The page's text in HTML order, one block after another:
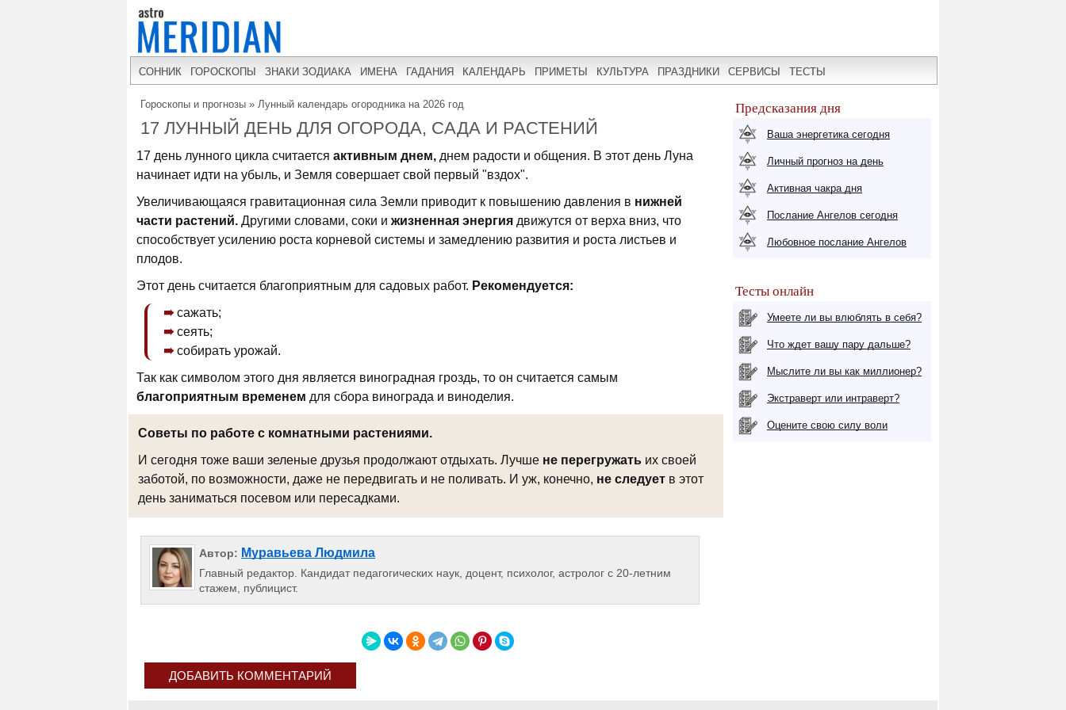
СОННИК ГОРОСКОПЫ ЗНАКИ ЗОДИАКА ИМЕНА ГАДАНИЯ КАЛЕНДАРЬ ПРИМЕТЫ КУЛЬТУРА ПРАЗДНИКИ СЕРВИСЫ ТЕСТЫ
Гороскопы и прогнозы » Лунный календарь огородника на 2026 год
17 ЛУННЫЙ ДЕНЬ ДЛЯ ОГОРОДА, САДА И РАСТЕНИЙ
17 день лунного цикла считается активным днем, днем радости и общения. В этот день Луна
начинает идти на убыль, и Земля совершает свой первый "вздох".
Увеличивающаяся гравитационная сила Земли приводит к повышению давления в нижней
части растений. Другими словами, соки и жизненная энергия движутся от верха вниз, что
способствует усилению роста корневой системы и замедлению развития и роста листьев и
плодов.
Этот день считается благоприятным для садовых работ. Рекомендуется:
сажать;
сеять;
собирать урожай.
Так как символом этого дня является виноградная гроздь, то он считается самым
благоприятным временем для сбора винограда и виноделия.
Советы по работе с комнатными растениями.
И сегодня тоже ваши зеленые друзья продолжают отдыхать. Лучше не перегружать их своей
заботой, по возможности, даже не передвигать и не поливать. И уж, конечно, не следует в этот
день заниматься посевом или пересадками.
Автор: Муравьева Людмила
Главный редактор. Кандидат педагогических наук, доцент, психолог, астролог с 20-летним
стажем, публицист.
ДОБАВИТЬ КОММЕНТАРИЙ
Предсказания дня
Ваша энергетика сегодня
Личный прогноз на день
Активная чакра дня
Послание Ангелов сегодня
Любовное послание Ангелов
Тесты онлайн
Умеете ли вы влюблять в себя?
Что ждет вашу пару дальше?
Мыслите ли вы как миллионер?
Экстраверт или интраверт?
Оцените свою силу воли